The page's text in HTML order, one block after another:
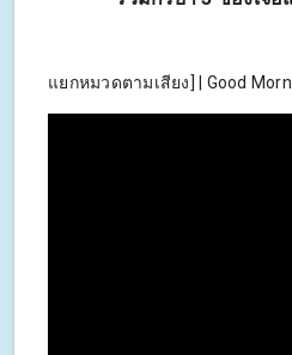
แยกหมวดตามเสียง] | Good